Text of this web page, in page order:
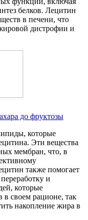
белков. Лецитин
в печени, что
дистрофии и
до фруктозы
которые
Эти вещества
мембран, что, в
также помогает
и
которые
в своем рационе, так
накопление жира в